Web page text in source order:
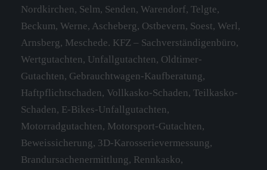
Have any questions?
+44 1234 567 890
Drop us a line
info@yourdomain.com
SOCIAL MEDIA
Lorem ipsum dolor sit amet, consectetuer
adipiscing elit.
Nordkirchen, Selm, Senden, Warendorf, Telgte,
Beckum, Werne, Ascheberg, Ostbevern, Soest, Werl,
Arnsberg, Meschede. KFZ – Sachverständigenbüro,
Wertgutachten, Unfallgutachten, Oldtimer-
Gutachten, Gebrauchtwagen-Kaufberatung,
Haftpflichtschaden, Vollkasko-Schaden, Teilkasko-
Schaden, E-Bikes-Unfallgutachten,
Motorradgutachten, Motorsport-Gutachten,
Beweissicherung, 3D-Karosserievermessung,
Brandursachenermittlung, Rennkasko,